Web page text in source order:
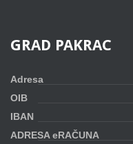
GRAD PAKRAC
Adresa
OIB
IBAN
ADRESA eRAČUNA